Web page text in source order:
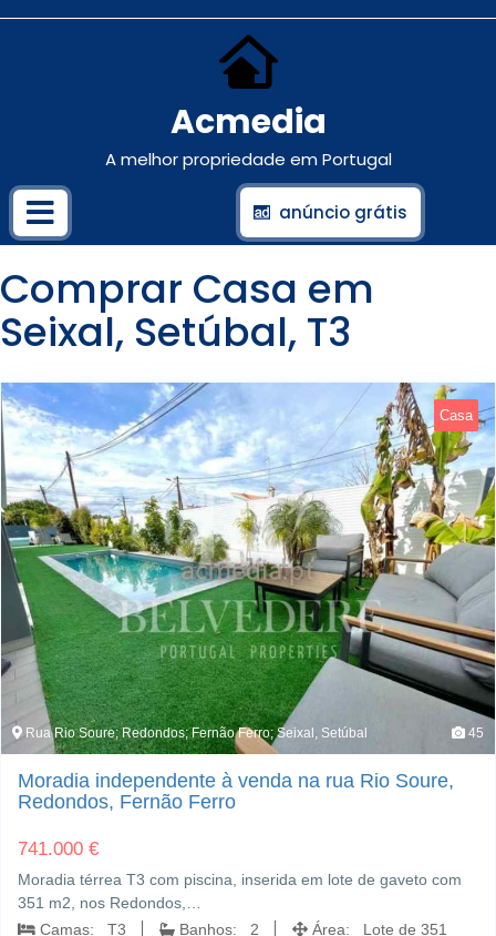
Acmedia
A melhor propriedade em Portugal
anúncio grátis
Comprar Casa em
Seixal, Setúbal, T3
Casa
Rua Rio Soure; Redondos; Fernão Ferro; Seixal, Setúbal 45
Moradia independente à venda na rua Rio Soure,
Redondos, Fernão Ferro
741.000 €
Moradia térrea T3 com piscina, inserida em lote de gaveto com
351 m2, nos Redondos,…
Camas: T3
Banhos: 2
Área: Lote de 351